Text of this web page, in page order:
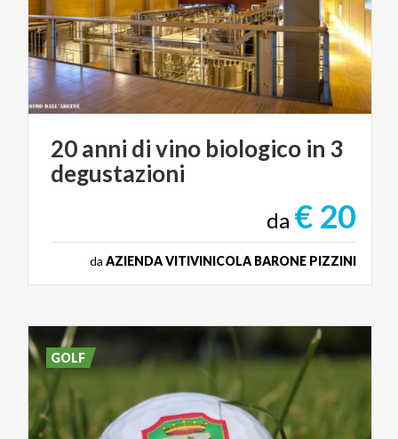
20anni divino biologico in 3
degustazioni
da € 20
da AZIENDA VITIVINICOLA BARONE PIZZINI
GOLF